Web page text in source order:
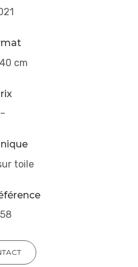
cm
–
toile